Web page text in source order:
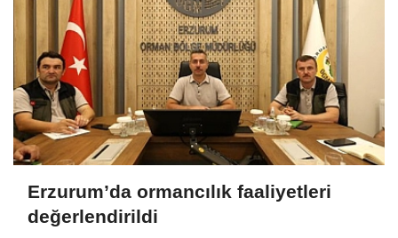
Erzurum’da ormancılık faaliyetleri
değerlendirildi